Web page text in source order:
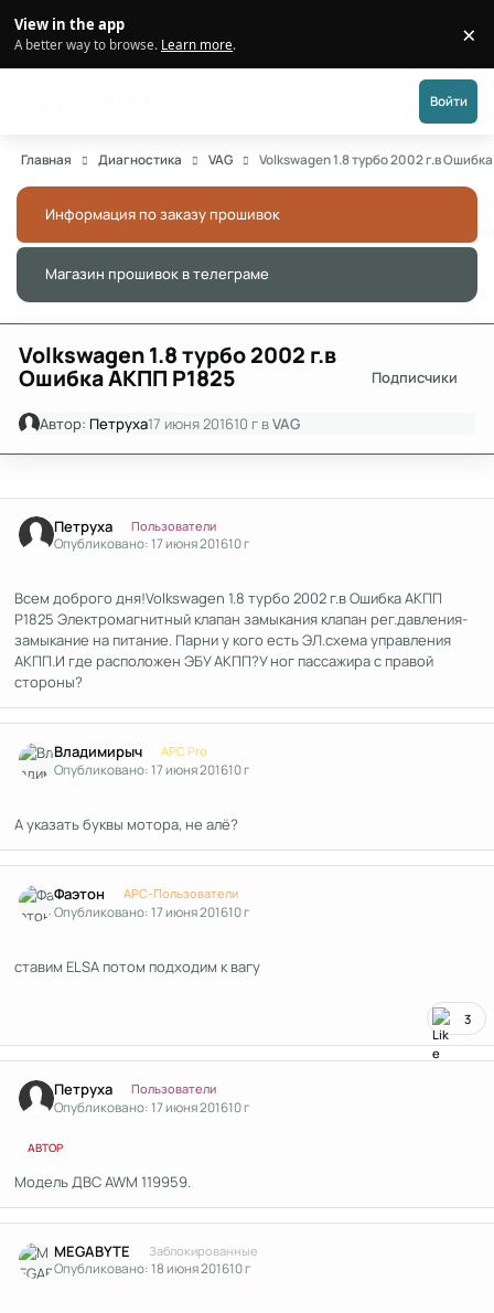
View in the app
A better way to browse. Learn more. ×
Войти
Главная Диагностика VAG Volkswagen 1.8 турбо 2002 г.в
Информация по заказу прошивок
Магазин прошивок в телеграме
Volkswagen 1.8 турбо 2002 г.в
Ошибка АКПП Р1825 Подписчики
Автор: Петруха17 июня 201610 г вVAG
Петруха Пользователи
Опубликовано:17 июня 201610 г
Всем доброго дня!Volkswagen 1.8 турбо 2002 г.в Ошибка АКПП
Р1825 Электромагнитный клапан замыкания клапан рег.давления-
замыкание на питание. Парни у кого есть ЭЛ.схема управления
АКПП.И где расположен ЭБУ АКПП?У ног пассажира с правой
стороны?
Владимирыч APC Pro
Опубликовано:17 июня 201610 г
А указать буквы мотора, не алё?
Фаэтон APC-Пользователи
Опубликовано:17 июня 201610 г
ставим ELSA потом подходим к вагу
3
Петруха Пользователи
Опубликовано:17 июня 201610 г
АВТОР
Модель ДВС AWM 119959.
MEGABYTE Заблокированные
Опубликовано:18 июня 201610 г